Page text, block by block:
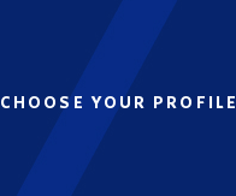
CHOOSE YOUR PROFILE